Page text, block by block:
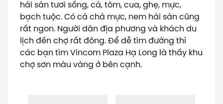
hải sản tươi sống, cá, tôm, cua, ghẹ, mực,
bạch tuộc. Có cả chả mực, nem hải sản cũng
rất ngon. Người dân địa phương và khách du
lịch đến chợ rất đông. Để dễ tìm đường thì
các bạn tìm Vincom Plaza Hạ Long là thấy khu
chợ sơn màu vàng ở bên cạnh.